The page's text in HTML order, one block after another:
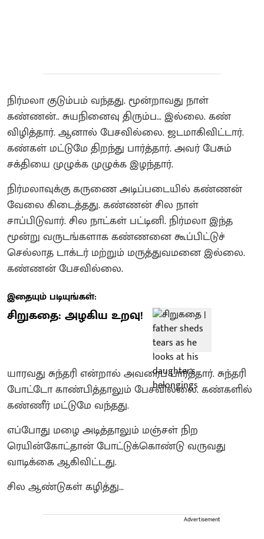
நிர்மலா குடும்பம் வந்தது. மூன்றாவது நாள்
கண்ணன்.. சுயநினைவு திரும்ப… இல்லை. கண்
விழித்தார். ஆனால் பேசவில்லை. ஜடமாகிவிட்டார்.
கண்கள் மட்டுமே திறந்து பார்த்தார். அவர் பேசும்
சக்தியை முழுக்க முழுக்க இழந்தார்.
நிர்மலாவுக்கு கருணை அடிப்படையில் கண்ணன்
வேலை கிடைத்தது. கண்ணன் சில நாள்
சாப்பிடுவார். சில நாட்கள் பட்டினி. நிர்மலா இந்த
மூன்று வருடங்களாக கண்ணனை கூப்பிட்டுச்
செல்லாத டாக்டர் மற்றும் மருத்துவமனை இல்லை.
கண்ணன் பேசவில்லை.
இதையும் படியுங்கள்:
சிறுகதை: அழகிய உறவு!
யாரவது சுந்தரி என்றால் அவரைப் பார்த்தார். சுந்தரி
போட்டோ காண்பித்தாலும் பேசவில்லை. கண்களில்
கண்ணீர் மட்டுமே வந்தது.
எப்போது மழை அடித்தாலும் மஞ்சள் நிற
ரெயின்கோட்தான் போட்டுக்கொண்டு வருவது
வாடிக்கை ஆகிவிட்டது.
சில ஆண்டுகள் கழித்து…
Advertisement